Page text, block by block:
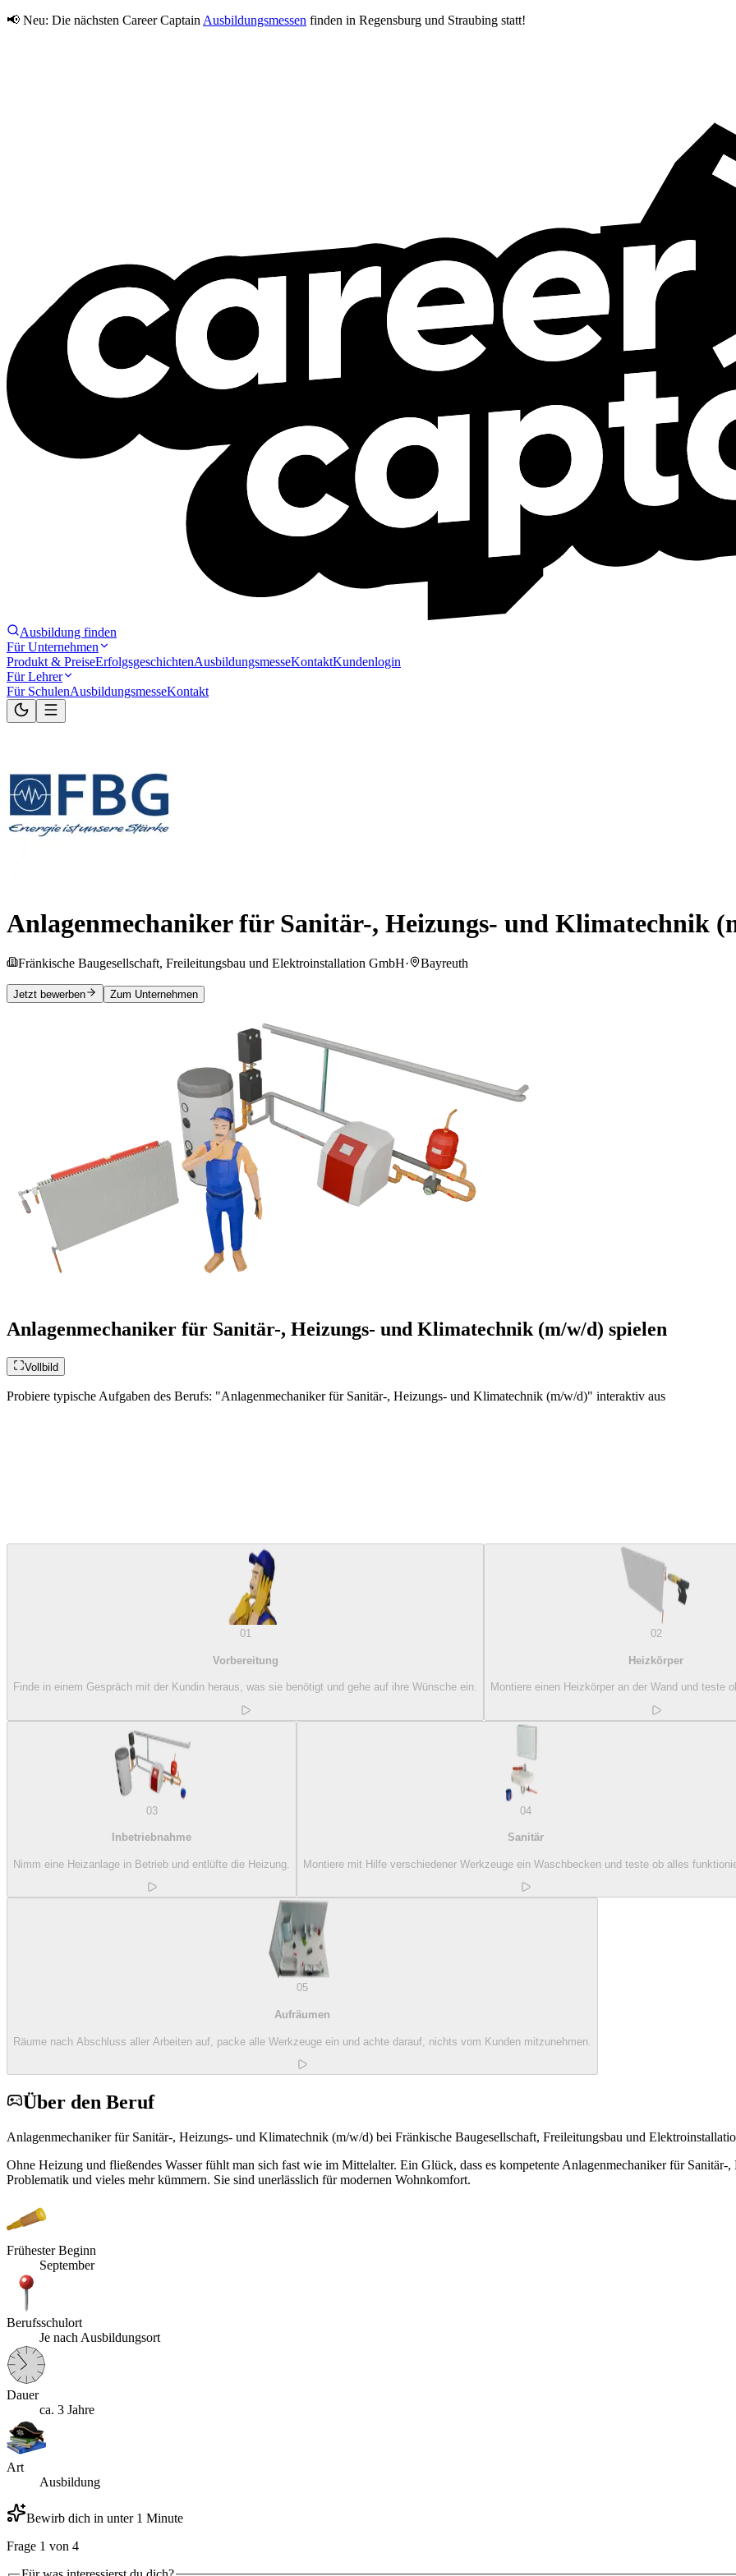
📢 Neu: Die nächsten Career Captain Ausbildungsmessen finden in Regensburg und Straubing statt!
Ausbildung finden
Für Unternehmen
Produkt & PreiseErfolgsgeschichtenAusbildungsmesseKontaktKundenlogin
Für Lehrer
Für SchulenAusbildungsmesseKontakt
Anlagenmechaniker für Sanitär-, Heizungs- und Klimatechnik
Fränkische Baugesellschaft, Freileitungsbau und Elektroinstallation GmbH· Bayreuth
Jetzt bewerben Zum Unternehmen
Anlagenmechaniker für Sanitär-, Heizungs- und Klimatechnik (m/w/d) spielen
Vollbild
Probiere typische Aufgaben des Berufs: "Anlagenmechaniker für Sanitär-, Heizungs- und Klimatechnik (m/w/d)" interaktiv aus
01
Vorbereitung
Finde in einem Gespräch mit der Kundin heraus, was sie benötigt und gehe auf ihre Wünsche ein.
02
Heizkörper
Montiere einen Heizkörper an der Wand und teste
03
Inbetriebnahme
Nimm eine Heizanlage in Betrieb und entlüfte die Heizung.
04
Sanitär
Montiere mit Hilfe verschiedener Werkzeuge ein Waschbecken und teste ob alles
05
Aufräumen
Räume nach Abschluss aller Arbeiten auf, packe alle Werkzeuge ein und achte darauf, nichts vom Kunden mitzunehmen.
Über den Beruf
Anlagenmechaniker für Sanitär-, Heizungs- und Klimatechnik (m/w/d) bei Fränkische Baugesellschaft, Freileitungsbau und
Ohne Heizung und fließendes Wasser fühlt man sich fast wie im Mittelalter. Ein Glück, dass es kompetente Anlagenmechaniker für
Problematik und vieles mehr kümmern. Sie sind unerlässlich für modernen Wohnkomfort.
Frühester Beginn
September
Berufsschulort
Je nach Ausbildungsort
Dauer
ca. 3 Jahre
Art
Ausbildung
Bewirb dich in unter 1 Minute
Frage 1 von 4